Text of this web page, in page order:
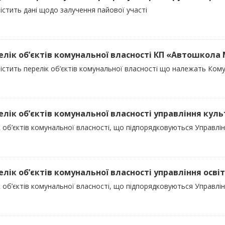
дані щодо залучення пайової участі
об’єктів комунальної власності КП
перелік об’єктів комунальної власності що належать
об’єктів комунальної власності управління
об’єктів комунальної власності, що підпорядковуються
об’єктів комунальної власності управління
об’єктів комунальної власності, що підпорядковуються